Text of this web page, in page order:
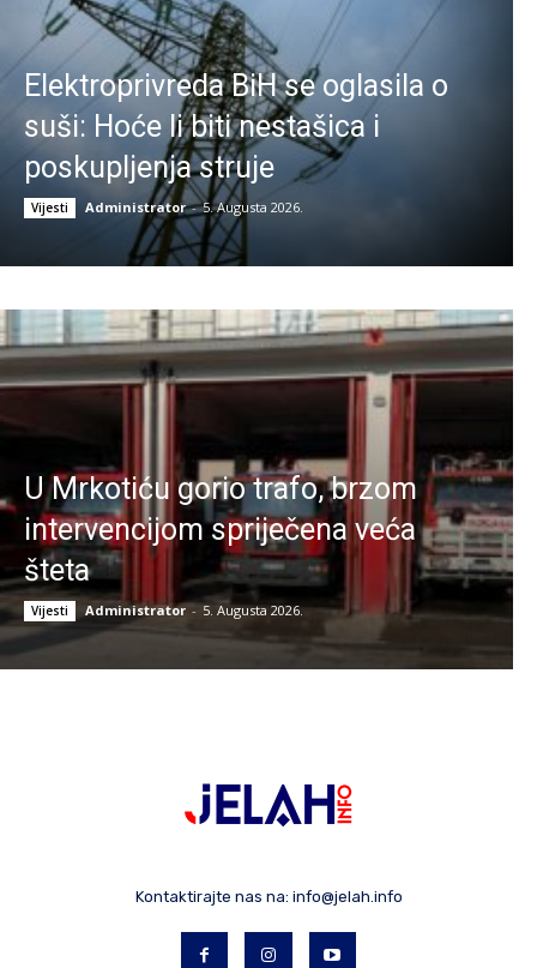
Elektroprivreda BiH se oglasila o
suši: Hoće li biti nestašica i
poskupljenja struje
Vijesti Administrator - 5. Augusta 2026.
U Mrkotiću gorio trafo, brzom
intervencijom spriječena veća
šteta
Vijesti Administrator - 5. Augusta 2026.
Kontaktirajte nas na: info@jelah.info